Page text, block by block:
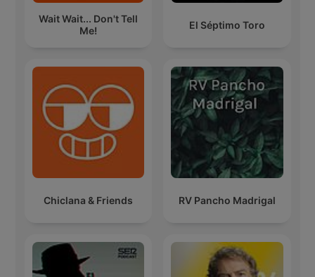
Wait Wait... Don't Tell
Me!
El Séptimo Toro
Chiclana & Friends RV Pancho Madrigal